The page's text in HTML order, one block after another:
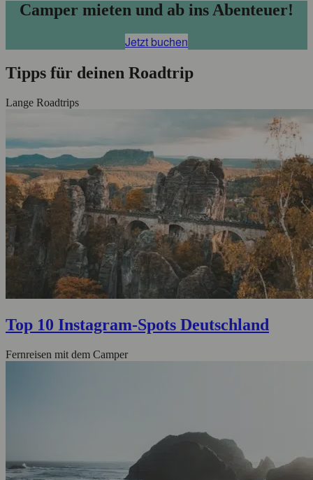
Camper mieten und ab ins Abenteuer!
Jetzt buchen
Tipps für deinen Roadtrip
Lange Roadtrips
Top 10 Instagram-Spots Deutschland
Fernreisen mit dem Camper